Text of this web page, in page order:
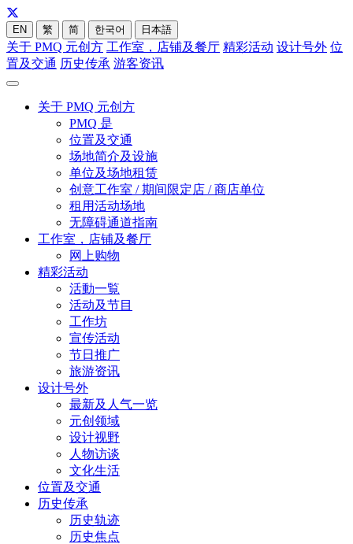
EN 繁 简 한국어 日本語
关于 PMQ 元创方 工作室，店铺及餐厅 精彩活动 设计号外 位
置及交通 历史传承 游客资讯
关于 PMQ 元创方
PMQ 是
位置及交通
场地简介及设施
单位及场地租赁
创意工作室 / 期间限定店 / 商店单位
租用活动场地
无障碍通道指南
工作室，店铺及餐厅
网上购物
精彩活动
活動一覧
活动及节目
工作坊
宣传活动
节日推广
旅游资讯
设计号外
最新及人气一览
元创领域
设计视野
人物访谈
文化生活
位置及交通
历史传承
历史轨迹
历史焦点